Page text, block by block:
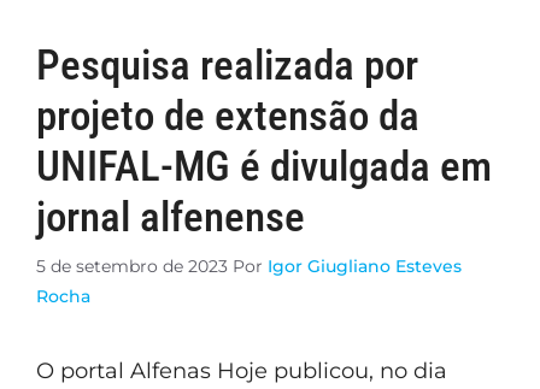
Pesquisa realizada por
projeto de extensão da
UNIFAL-MG é divulgada em
jornal alfenense
5 de setembro de 2023 Por Igor Giugliano Esteves
Rocha
O portal Alfenas Hoje publicou, no dia